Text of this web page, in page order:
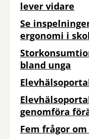
lever vidare
Se
ergonomi i
bland unga
genomföra
Fem frågor